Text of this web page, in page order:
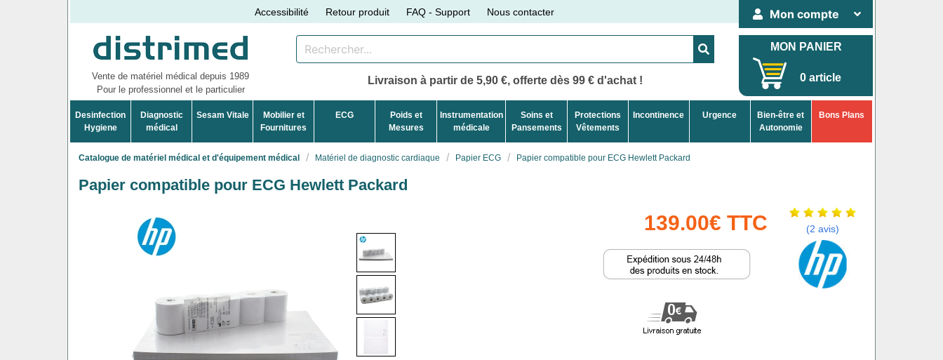
Accessibilité Retour produit FAQ - Support Nous contacter Mon compte
Vente de matériel médical depuis 1989
Pour le professionnel et le particulier
Livraison à partir de 5,90 €, offerte dès 99 € d'achat !
MON PANIER
0 article
Desinfection
Hygiene
Diagnostic
médical
Sesam Vitale
Mobilier et
Fournitures
ECG
Poids et
Mesures
Instrumentation
médicale
Soins et
Pansements
Protections
Vêtements
Incontinence Urgence
Bien-être et
Autonomie
Bons Plans
Catalogue de matériel médical et d'équipement médical Matériel de diagnostic cardiaque Papier ECG Papier compatible pour ECG Hewlett Packard
Papier compatible pour ECG Hewlett Packard
139.00€ TTC (2 avis)